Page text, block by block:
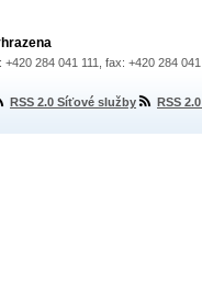
284 041 111, fax: +420 284
RSS 2.0 Síťové služby RSS